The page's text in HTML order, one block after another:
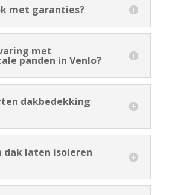
met garanties?
met
panden in Venlo?
dakbedekking
dak laten isoleren